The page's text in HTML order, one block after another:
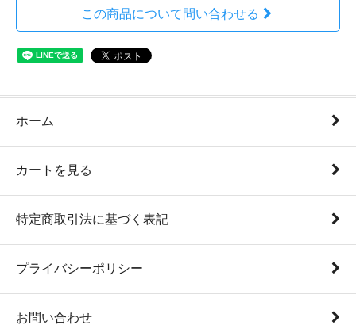
この商品について問い合わせる
ホーム
カートを見る
特定商取引法に基づく表記
プライバシーポリシー
お問い合わせ